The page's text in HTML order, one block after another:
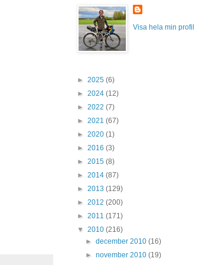
Visa hela min profil
► 2025 (6)
► 2024 (12)
► 2022 (7)
► 2021 (67)
► 2020 (1)
► 2016 (3)
► 2015 (8)
► 2014 (87)
► 2013 (129)
► 2012 (200)
► 2011 (171)
▼ 2010 (216)
►december 2010(16)
►november 2010(19)